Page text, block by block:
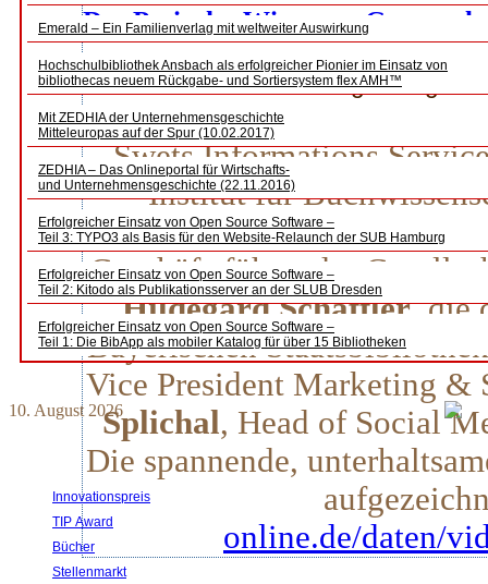
Emerald – Ein Familienverlag mit weltweiter Auswirkung
Hochschulbibliothek Ansbach als erfolgreicher Pionier im Einsatz von
bibliothecas neuem Rückgabe- und Sortiersystem flex AMH™
Mit ZEDHIA der Unternehmensgeschichte
Mitteleuropas auf der Spur (10.02.2017)
ZEDHIA – Das Onlineportal für Wirtschafts-
und Unternehmensgeschichte (22.11.2016)
Erfolgreicher Einsatz von Open Source Software –
Teil 3: TYPO3 als Basis für den Website-Relaunch der SUB Hamburg
Erfolgreicher Einsatz von Open Source Software –
Teil 2: Kitodo als Publikationsserver an der SLUB Dresden
Erfolgreicher Einsatz von Open Source Software –
Teil 1: Die BibApp als mobiler Katalog für über 15 Bibliotheken
10. August 2026
Innovationspreis
TIP Award
Bücher
Stellenmarkt
Der Preis des Wissens –
Helga
Es diskutierten
Swets Informations
Institut für
Universität Mainz,Dr.
Geschäftsführender
Hildegard Schäffler, die
Bayerischen
Vice President Marketing &
Splichal, Head of Social
Die spannende,
online.de/daten/